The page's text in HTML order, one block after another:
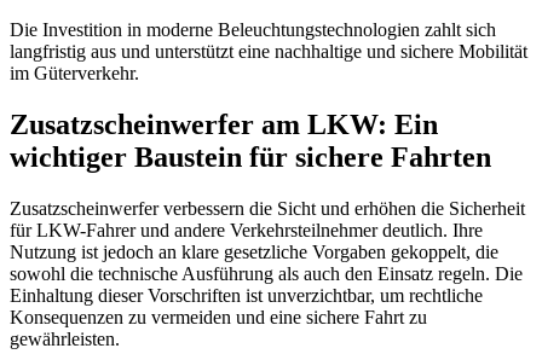
Die Investition in moderne Beleuchtungstechnologien zahlt sich
langfristig aus und unterstützt eine nachhaltige und sichere Mobilität
im Güterverkehr.
Zusatzscheinwerfer am LKW: Ein
wichtiger Baustein für sichere Fahrten
Zusatzscheinwerfer verbessern die Sicht und erhöhen die Sicherheit
für LKW-Fahrer und andere Verkehrsteilnehmer deutlich. Ihre
Nutzung ist jedoch an klare gesetzliche Vorgaben gekoppelt, die
sowohl die technische Ausführung als auch den Einsatz regeln. Die
Einhaltung dieser Vorschriften ist unverzichtbar, um rechtliche
Konsequenzen zu vermeiden und eine sichere Fahrt zu
gewährleisten.